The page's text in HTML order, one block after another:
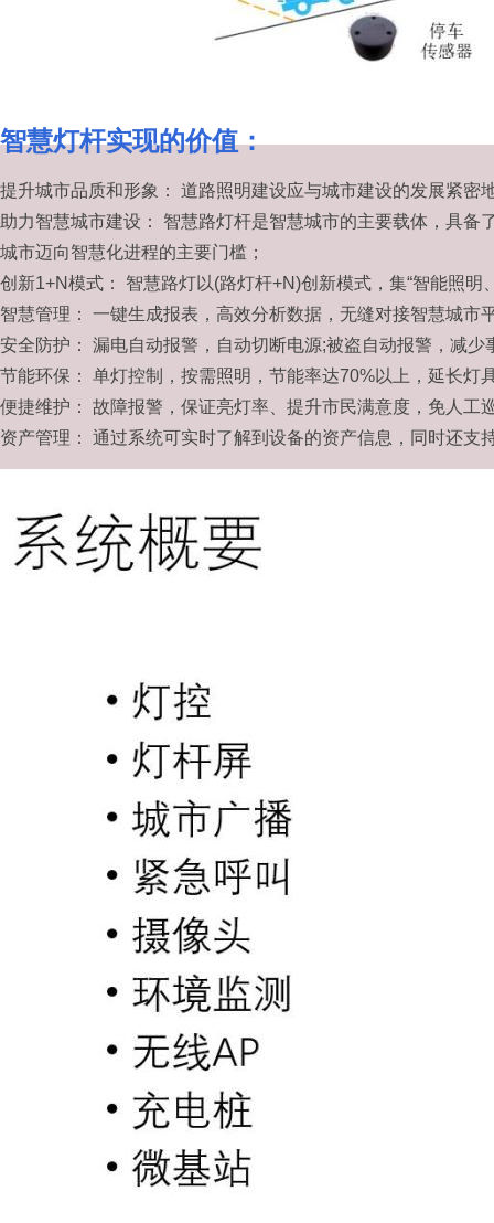
智慧灯杆实现的价值：
提升城市品质和形象： 道路照明建设应与城市建设的发展紧
助力智慧城市建设： 智慧路灯杆是智慧城市的主要载体，具
城市迈向智慧化进程的主要门槛；
创新1+N模式： 智慧路灯以(路灯杆+N)创新模式，集“智能照
智慧管理： 一键生成报表，高效分析数据，无缝对接智慧城市
安全防护： 漏电自动报警，自动切断电源;被盗自动报警，减少
节能环保： 单灯控制，按需照明，节能率达70%以上，延长灯
便捷维护： 故障报警，保证亮灯率、提升市民满意度，免人工
资产管理： 通过系统可实时了解到设备的资产信息，同时还